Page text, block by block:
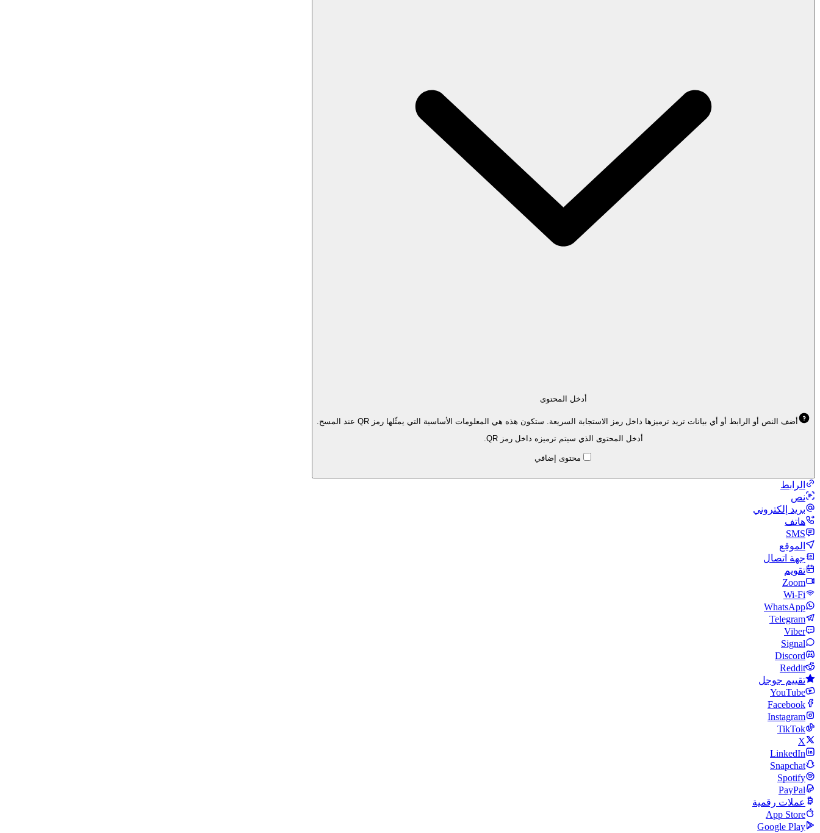
أدخل المحتوى
أضف النص أو الرابط أو أي بيانات تريد ترميزها داخل رمز الاستجابة السريعة. ستكون هذه هي المعلومات الأساسية التي يمثّلها رمز QR عند المسح.
أدخل المحتوى الذي سيتم ترميزه داخل رمز QR.
محتوى إضافي
الرابط
نص
بريد إلكتروني
هاتف
SMS
الموقع
جهة اتصال
تقويم
Zoom
Wi‑Fi
WhatsApp
Telegram
Viber
Signal
Discord
Reddit
تقييم جوجل
YouTube
Facebook
Instagram
TikTok
X
LinkedIn
Snapchat
Spotify
PayPal
عملات رقمية
App Store
Google Play